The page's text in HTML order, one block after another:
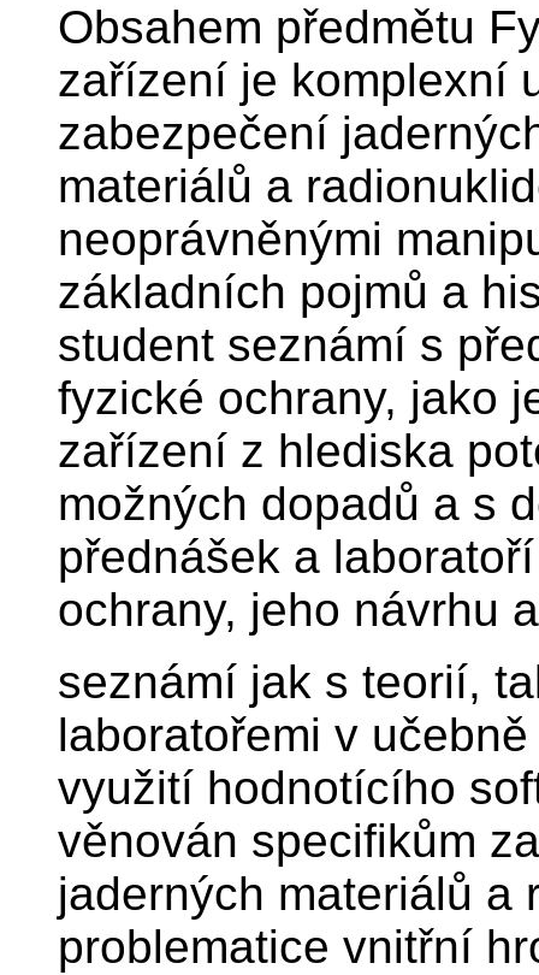
Obsahem předmětu
zařízení je komplexní
zabezpečení
materiálů a
neoprávněnými
základních pojmů a
student seznámí s
fyzické ochrany, jako
zařízení z hlediska
možných dopadů a s
přednášek a
ochrany, jeho návrhu
seznámí jak s teorií,
laboratořemi v
využití hodnotícího
věnován specifikům
jaderných materiálů a
problematice vnitřní